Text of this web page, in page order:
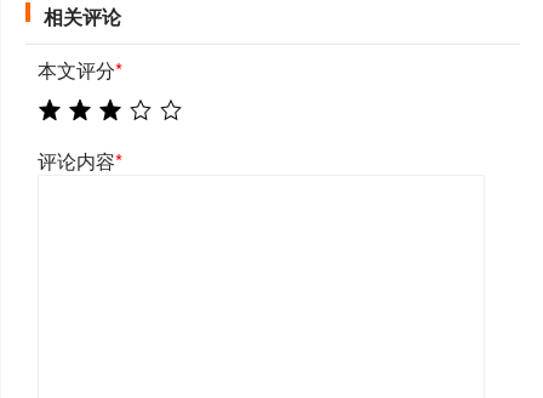
相关评论
本文评分*
评论内容*